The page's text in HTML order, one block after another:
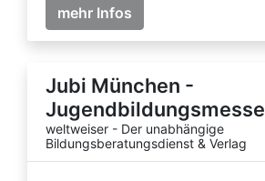
mehr Infos
Jubi München -
Jugendbildungsmesse
weltweiser - Der unabhängige
Bildungsberatungsdienst & Verlag